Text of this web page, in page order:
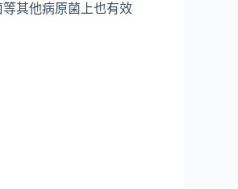
其他病原菌上也有效